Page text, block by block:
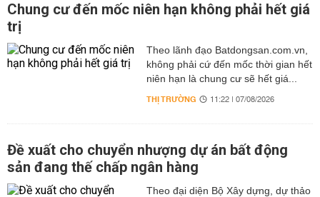
Chung cư đến mốc niên hạn không phải hết giá
trị
Theo lãnh đạo Batdongsan.com.vn,
không phải cứ đến mốc thời gian hết
niên hạn là chung cư sẽ hết giá...
THỊ TRƯỜNG 11:22 | 07/08/2026
Đề xuất cho chuyển nhượng dự án bất động
sản đang thế chấp ngân hàng
Theo đại diện Bộ Xây dựng, dự thảo